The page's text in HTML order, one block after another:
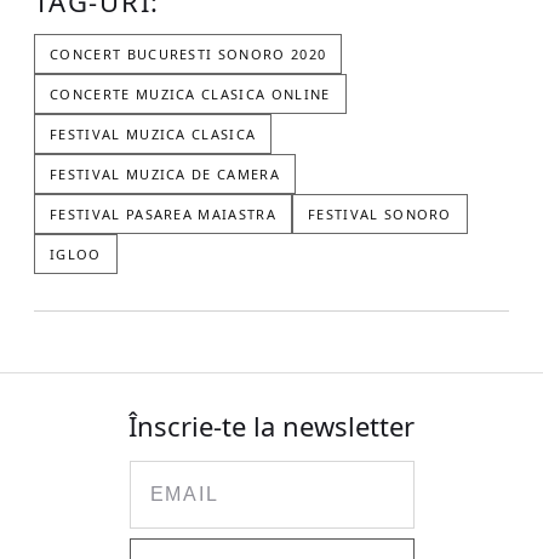
CONCERT BUCURESTI SONORO 2020
CONCERTE MUZICA CLASICA ONLINE
FESTIVAL MUZICA CLASICA
FESTIVAL MUZICA DE CAMERA
FESTIVAL PASAREA MAIASTRA FESTIVAL SONORO
IGLOO
Înscrie-te la newsletter